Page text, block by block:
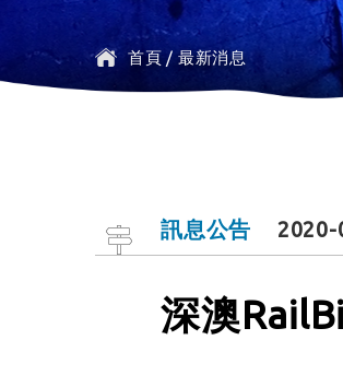
首頁 /最新消息
訊息公告 2020-
深澳